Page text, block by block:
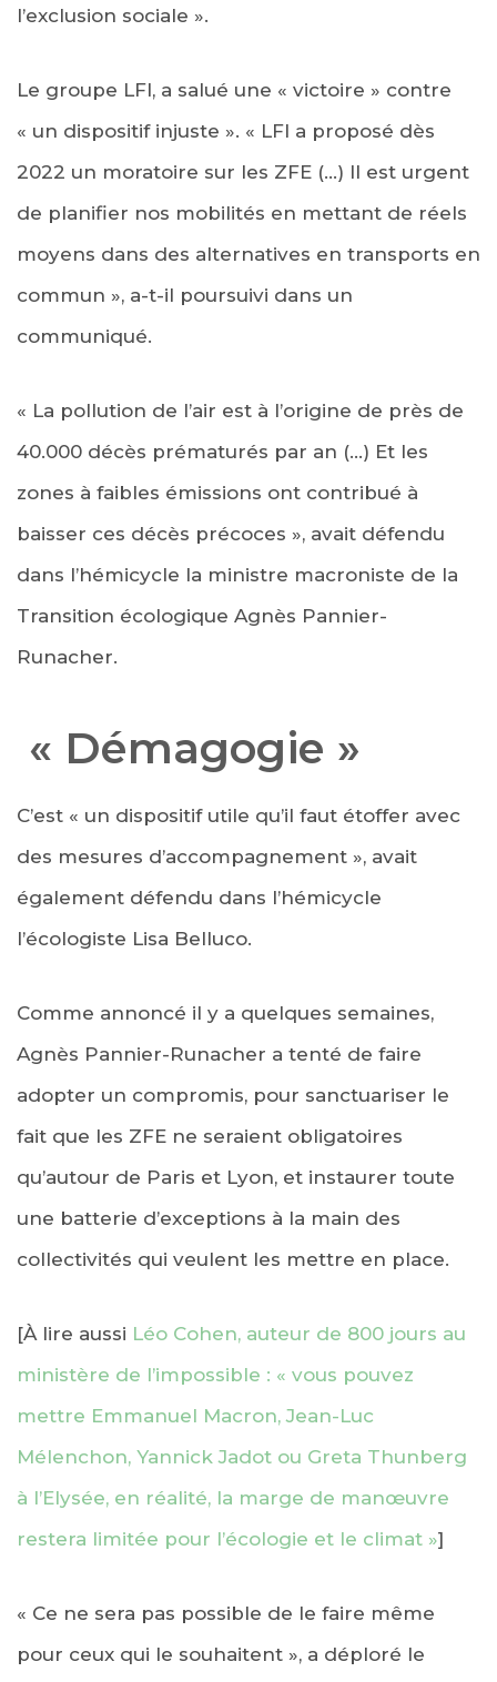
l’exclusion sociale ».
Le groupe LFI, a salué une « victoire » contre
« un dispositif injuste ». « LFI a proposé dès
2022 un moratoire sur les ZFE (…) Il est urgent
de planifier nos mobilités en mettant de réels
moyens dans des alternatives en transports en
commun », a-t-il poursuivi dans un
communiqué.
« La pollution de l’air est à l’origine de près de
40.000 décès prématurés par an (…) Et les
zones à faibles émissions ont contribué à
baisser ces décès précoces », avait défendu
dans l’hémicycle la ministre macroniste de la
Transition écologique Agnès Pannier-
Runacher.
« Démagogie »
C’est « un dispositif utile qu’il faut étoffer avec
des mesures d’accompagnement », avait
également défendu dans l’hémicycle
l’écologiste Lisa Belluco.
Comme annoncé il y a quelques semaines,
Agnès Pannier-Runacher a tenté de faire
adopter un compromis, pour sanctuariser le
fait que les ZFE ne seraient obligatoires
qu’autour de Paris et Lyon, et instaurer toute
une batterie d’exceptions à la main des
collectivités qui veulent les mettre en place.
[À lire aussi Léo Cohen, auteur de 800 jours au
ministère de l’impossible : « vous pouvez
mettre Emmanuel Macron, Jean-Luc
Mélenchon, Yannick Jadot ou Greta Thunberg
à l’Elysée, en réalité, la marge de manœuvre
restera limitée pour l’écologie et le climat »]
« Ce ne sera pas possible de le faire même
pour ceux qui le souhaitent », a déploré le